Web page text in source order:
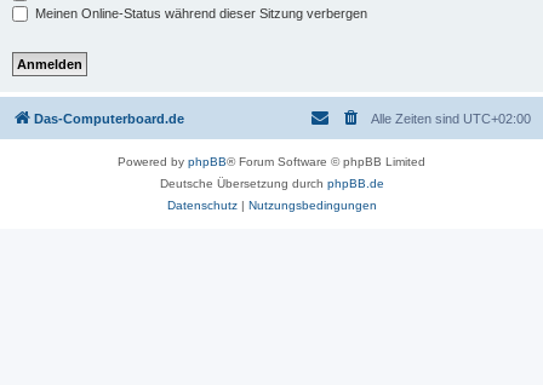
Meinen Online-Status während dieser Sitzung verbergen
Das-Computerboard.de Alle Zeiten sind UTC+02:00
Powered by phpBB® Forum Software © phpBB Limited
Deutsche Übersetzung durch phpBB.de
Datenschutz| Nutzungsbedingungen